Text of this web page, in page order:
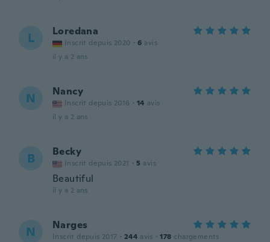
L Loredana
Inscrit depuis 2020 · 6 avis
il y a 2 ans
N Nancy
Inscrit depuis 2016 · 14 avis
il y a 2 ans
B Becky
Inscrit depuis 2021 · 5 avis
Beautiful
il y a 2 ans
N Narges
Inscrit depuis 2017 · 244 avis · 178 chargements